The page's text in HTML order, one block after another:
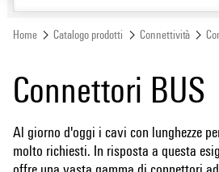
Website
Catalogo prodotti
Home Catalogo prodotti Connettività
Connettori BUS
Al giorno d'oggi i cavi con lunghezze
molto richiesti. In risposta a questa